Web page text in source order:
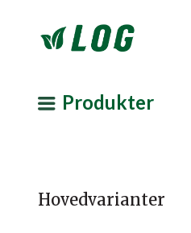
Produkter
Hovedvarianter